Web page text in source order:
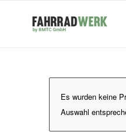
Es wurden keine
Auswahl